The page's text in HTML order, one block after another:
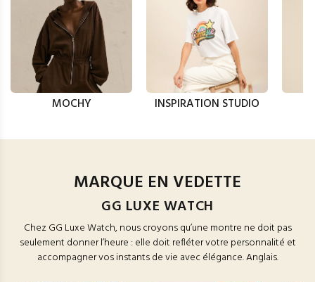
MOCHY INSPIRATION STUDIO
MARQUE EN VEDETTE
GG LUXE WATCH
Chez GG Luxe Watch, nous croyons qu’une montre ne doit pas
seulement donner l’heure : elle doit refléter votre personnalité et
accompagner vos instants de vie avec élégance. Anglais.